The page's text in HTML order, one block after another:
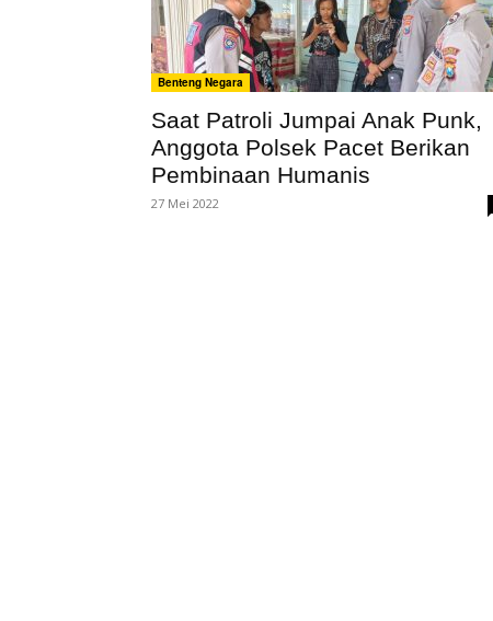
Benteng Negara
Saat Patroli Jumpai Anak Punk,
Anggota Polsek Pacet Berikan
Pembinaan Humanis
27 Mei 2022